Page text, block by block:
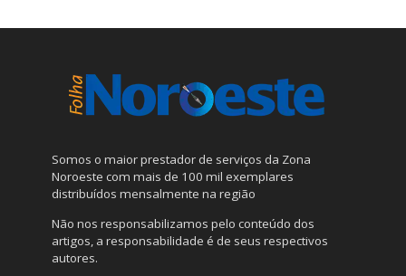
Somos o maior prestador de serviços da Zona
Noroeste com mais de 100 mil exemplares
distribuídos mensalmente na região
Não nos responsabilizamos pelo conteúdo dos
artigos, a responsabilidade é de seus respectivos
autores.